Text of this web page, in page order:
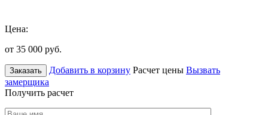
Цена:
от 35 000 руб.
Заказать Добавить в корзину Расчет цены Вызвать
замерщика
Получить расчет